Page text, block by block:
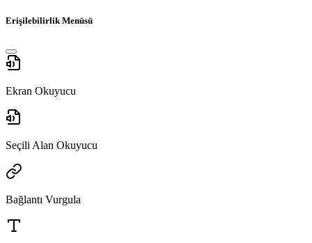
Erişilebilirlik Menüsü
Ekran Okuyucu
Seçili Alan Okuyucu
Bağlantı Vurgula